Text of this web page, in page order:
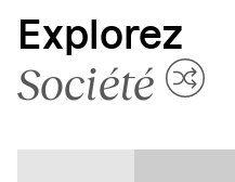
Explorez
Société